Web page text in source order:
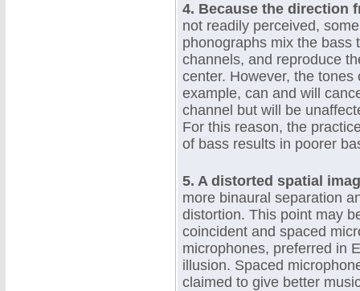
4. Because the direction
not readily perceived,
phonographs mix the bass
channels, and reproduce
center. However, the
example, can and will
channel but will be
For this reason, the
of bass results in poorer
5. A distorted spatial
more binaural separation
distortion. This point may
coincident and spaced
microphones, preferred in
illusion. Spaced
claimed to give better